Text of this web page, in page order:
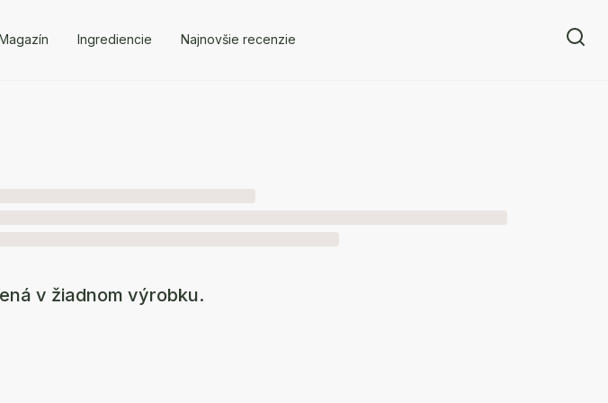
Ingrediencie Najnovšie recenzie
v žiadnom výrobku.